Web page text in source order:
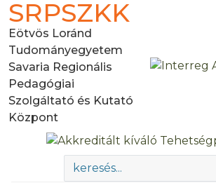
SRPSZKK
Eötvös Loránd
Tudományegyetem
Savaria Regionális
Pedagógiai
Szolgáltató és Kutató
Központ